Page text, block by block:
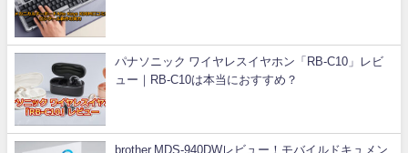
パナソニック ワイヤレスイヤホン「RB-C10」レビ
ュー｜RB-C10は本当におすすめ？
brother MDS-940DWレビュー！モバイルドキュメン